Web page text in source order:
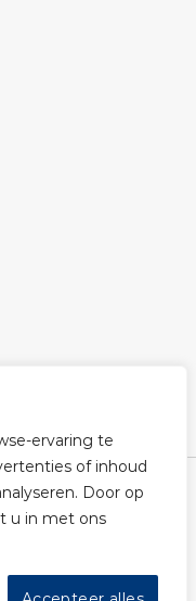
ervaring te
of inhoud
Door op
u in met ons